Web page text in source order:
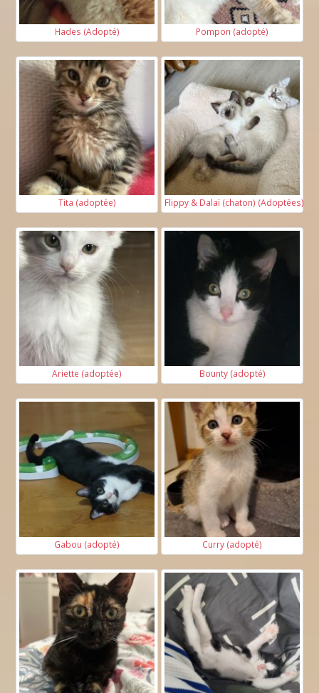
Hades (Adopté) Pompon (adopté)
Tita (adoptée) Flippy & Dalaï (chaton) (Adoptées)
Ariette (adoptée) Bounty (adopté)
Gabou (adopté) Curry (adopté)